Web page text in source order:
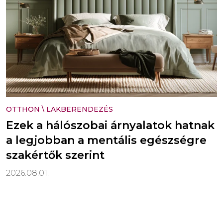
OTTHON \ LAKBERENDEZÉS
Ezek a hálószobai árnyalatok hatnak
a legjobban a mentális egészségre
szakértők szerint
2026.08.01.